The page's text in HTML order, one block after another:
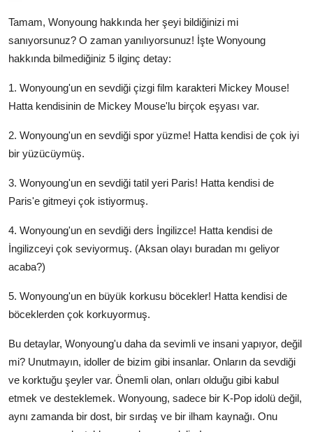
Tamam, Wonyoung hakkında her şeyi bildiğinizi mi
sanıyorsunuz? O zaman yanılıyorsunuz! İşte Wonyoung
hakkında bilmediğiniz 5 ilginç detay:
1. Wonyoung'un en sevdiği çizgi film karakteri Mickey Mouse!
Hatta kendisinin de Mickey Mouse'lu birçok eşyası var.
2. Wonyoung'un en sevdiği spor yüzme! Hatta kendisi de çok iyi
bir yüzücüymüş.
3. Wonyoung'un en sevdiği tatil yeri Paris! Hatta kendisi de
Paris'e gitmeyi çok istiyormuş.
4. Wonyoung'un en sevdiği ders İngilizce! Hatta kendisi de
İngilizceyi çok seviyormuş. (Aksan olayı buradan mı geliyor
acaba?)
5. Wonyoung'un en büyük korkusu böcekler! Hatta kendisi de
böceklerden çok korkuyormuş.
Bu detaylar, Wonyoung'u daha da sevimli ve insani yapıyor, değil
mi? Unutmayın, idoller de bizim gibi insanlar. Onların da sevdiği
ve korktuğu şeyler var. Önemli olan, onları olduğu gibi kabul
etmek ve desteklemek. Wonyoung, sadece bir K-Pop idolü değil,
aynı zamanda bir dost, bir sırdaş ve bir ilham kaynağı. Onu